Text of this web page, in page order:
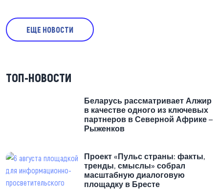
ЕЩЕ НОВОСТИ
ТОП-НОВОСТИ
Беларусь рассматривает Алжир
в качестве одного из ключевых
партнеров в Северной Африке –
Рыженков
Проект «Пульс страны: факты,
тренды, смыслы» собрал
масштабную диалоговую
площадку в Бресте